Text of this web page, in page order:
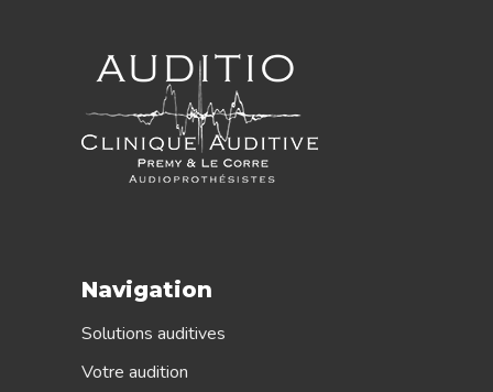
Navigation
Solutions auditives
Votre audition